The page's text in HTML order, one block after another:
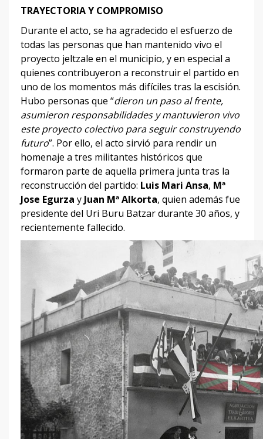
TRAYECTORIA Y COMPROMISO
Durante el acto, se ha agradecido el esfuerzo de
todas las personas que han mantenido vivo el
proyecto jeltzale en el municipio, y en especial a
quienes contribuyeron a reconstruir el partido en
uno de los momentos más difíciles tras la escisión.
Hubo personas que “dieron un paso al frente,
asumieron responsabilidades y mantuvieron vivo
este proyecto colectivo para seguir construyendo
futuro”. Por ello, el acto sirvió para rendir un
homenaje a tres militantes históricos que
formaron parte de aquella primera junta tras la
reconstrucción del partido: Luis Mari Ansa, Mª
Jose Egurza y Juan Mª Alkorta, quien además fue
presidente del Uri Buru Batzar durante 30 años, y
recientemente fallecido.